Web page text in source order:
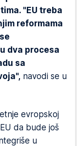
"EU treba
reformama
dva procesa
sa
navodi se u
evropskoj
da bude još
u